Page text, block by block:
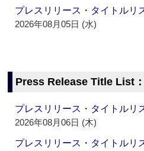
プレスリリース・タイトル
2026年08月05日 (水)
Press Release Title List
プレスリリース・タイトル
2026年08月06日 (木)
プレスリリース・タイトル